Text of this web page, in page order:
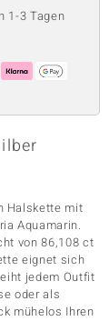
1-3 Tagen
Halskette mit
Aquamarin.
von 86,108 ct
eignet sich
jedem Outfit
oder als
mühelos Ihren